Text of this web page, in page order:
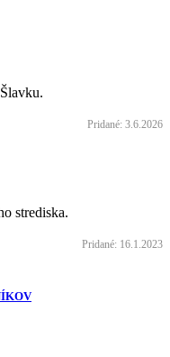
Pridané: 3.6.2026
strediska.
Pridané: 16.1.2023